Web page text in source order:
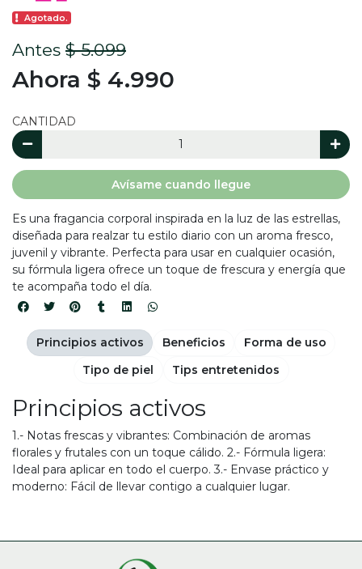
Agotado.
Antes $ 5.099
Ahora $ 4.990
CANTIDAD
Avísame cuando llegue
Es una fragancia corporal inspirada en la luz de las estrellas,
diseñada para realzar tu estilo diario con un aroma fresco,
juvenil y vibrante. Perfecta para usar en cualquier ocasión,
su fórmula ligera ofrece un toque de frescura y energía que
te acompaña todo el día.
Principios activos
1.- Notas frescas y vibrantes: Combinación de aromas
florales y frutales con un toque cálido. 2.- Fórmula ligera:
Ideal para aplicar en todo el cuerpo. 3.- Envase práctico y
moderno: Fácil de llevar contigo a cualquier lugar.
Principios activos Beneficios
Forma de uso
Tipo de piel
Tips entretenidos